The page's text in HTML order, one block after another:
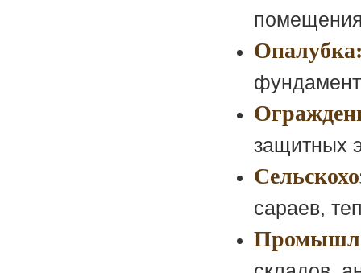
защитных
сараев,